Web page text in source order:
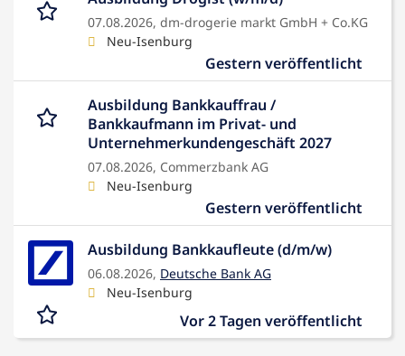
07.08.2026, dm-drogerie markt GmbH + Co.KG
Neu-Isenburg
Gestern veröffentlicht
Ausbildung Bankkauffrau /
Bankkaufmann im Privat- und
Unternehmerkundengeschäft 2027
07.08.2026, Commerzbank AG
Neu-Isenburg
Gestern veröffentlicht
Ausbildung Bankkaufleute (d/m/w)
06.08.2026, Deutsche Bank AG
Neu-Isenburg
Vor 2 Tagen veröffentlicht